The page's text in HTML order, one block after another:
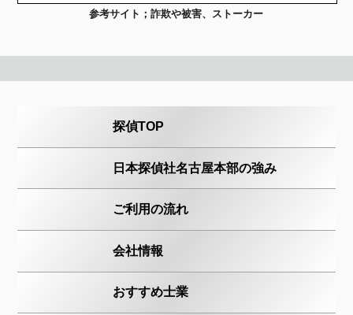
参考サイト；詐欺や被害、ストーカー
探偵TOP
日本探偵社名古屋本部の強み
ご利用の流れ
会社情報
おすすめ士業